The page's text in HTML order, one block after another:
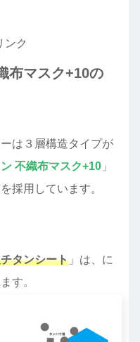
ンク
布マスク+10の
は３層構造タイプが
不織布マスク+10 」
を採用しています。
タンシート 」は、に
す。